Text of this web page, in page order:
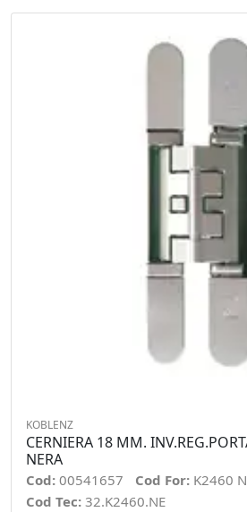
KOBLENZ
CERNIERA 18 MM.
NERA
Cod: 00541657 Cod For: K2460
Cod Tec: 32.K2460.NE